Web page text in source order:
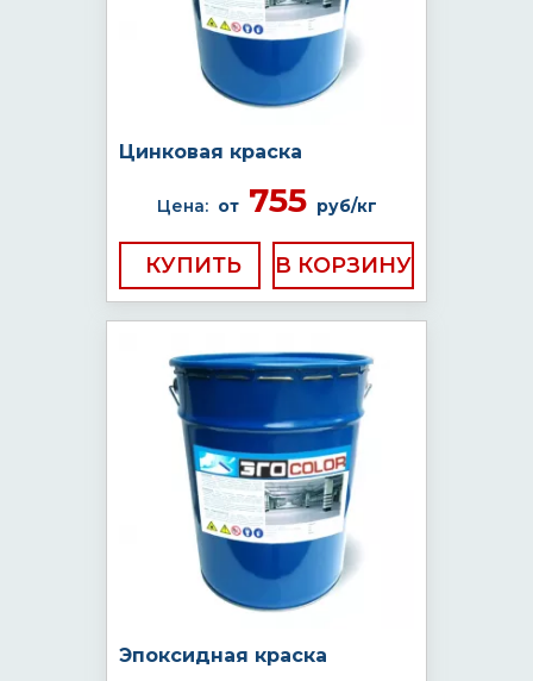
Цинковая краска
Цена: от755 руб/кг
КУПИТЬ
Эпоксидная краска